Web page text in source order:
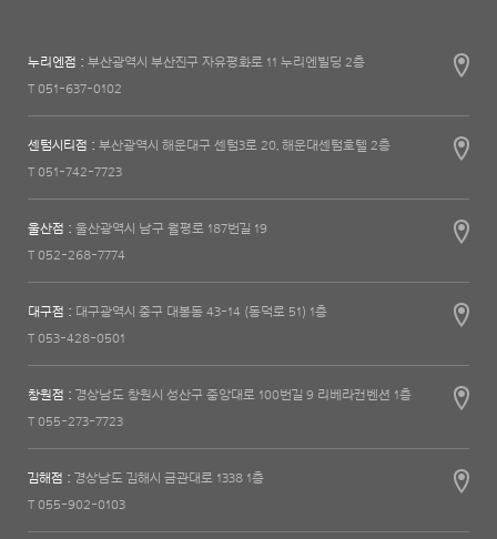
누리엔점 : 부산광역시 부산진구 자유평화로 11 누리엔빌딩 2층
T 051-637-0102
센텀시티점 : 부산광역시 해운대구 센텀3로 20, 해운대센텀호텔 2층
T 051-742-7723
울산점 : 울산광역시 남구 월평로 187번길 19
T 052-268-7774
대구점 : 대구광역시 중구 대봉동 43-14 (동덕로 51) 1층
T 053-428-0501
창원점 : 경상남도 창원시 성산구 중앙대로 100번길 9 리베라컨벤션 1층
T 055-273-7723
김해점 : 경상남도 김해시 금관대로 1338 1층
T 055-902-0103